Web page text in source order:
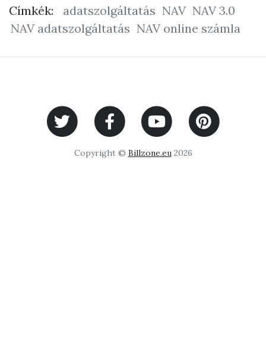
Címkék: adatszolgáltatás NAV NAV 3.0
NAV adatszolgáltatás NAV online számla
Copyright © Billzone.eu2026